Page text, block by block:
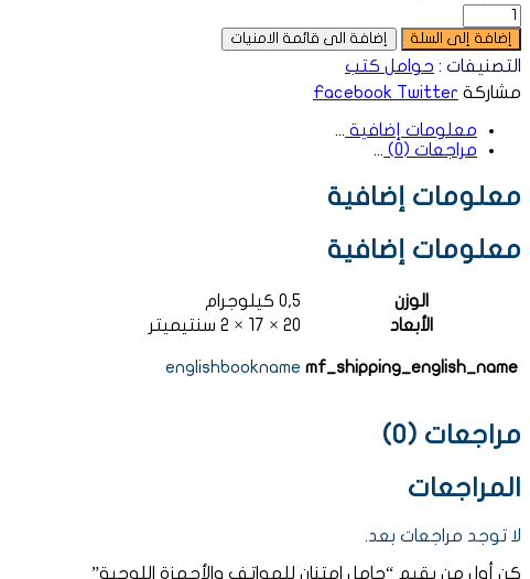
إضافة إلى السلة إضافة الى قائمة الامنيات
التصنيفات : حوامل كتب
مشاركة
Facebook Twitter
معلومات إضافية
مراجعات (0)
معلومات إضافية
معلومات إضافية
الوزن
0,5 كيلوجرام
الأبعاد
20 × 17 × 2 سنتيميتر
mf_shipping_english_name
englishbookname
مراجعات (0)
المراجعات
لا توجد مراجعات بعد.
كن أول من يقيم “حامل امتنان للهواتف والأجهزة اللوحية”